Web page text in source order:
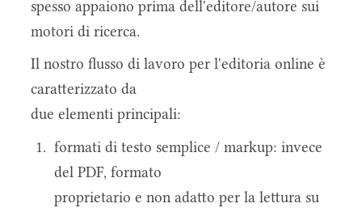
spesso appaiono prima dell'editore/autore sui
motori di ricerca.
Il nostro flusso di lavoro per l'editoria online è
caratterizzato da
due elementi principali:
formati di testo semplice / markup: invece
del PDF, formato
proprietario e non adatto per la lettura su